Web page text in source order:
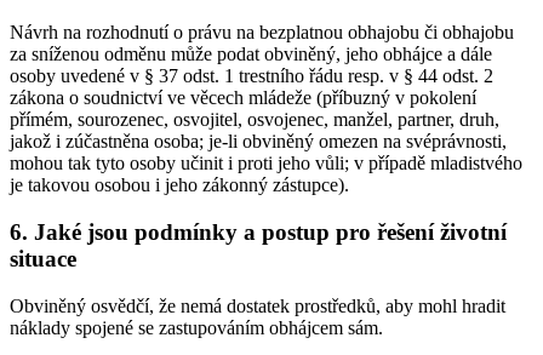
Návrh na rozhodnutí o právu na bezplatnou obhajobu či obhajobu
za sníženou odměnu může podat obviněný, jeho obhájce a dále
osoby uvedené v § 37 odst. 1 trestního řádu resp. v § 44 odst. 2
zákona o soudnictví ve věcech mládeže (příbuzný v pokolení
přímém, sourozenec, osvojitel, osvojenec, manžel, partner, druh,
jakož i zúčastněna osoba; je-li obviněný omezen na svéprávnosti,
mohou tak tyto osoby učinit i proti jeho vůli; v případě mladistvého
je takovou osobou i jeho zákonný zástupce).
6. Jaké jsou podmínky a postup pro řešení životní
situace
Obviněný osvědčí, že nemá dostatek prostředků, aby mohl hradit
náklady spojené se zastupováním obhájcem sám.